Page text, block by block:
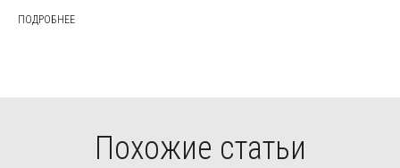
ПОДРОБНЕЕ
Похожие статьи